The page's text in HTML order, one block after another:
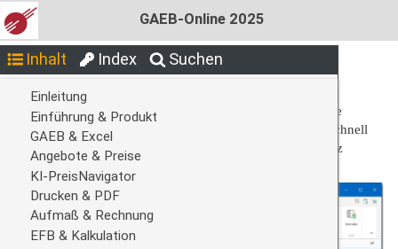
GAEB-Online 2025
Nach Preis sortieren
Oft kann es im Rahmen einer Kalkulation nützlich sein, die
Schwerpunktpositionen in Bezug auf den Angebotspreis schnell
zu erkennen. Mit GAEB-Online 2025 können Sie dies ganz
einfach umsetzen.
Inhalt Index Suchen